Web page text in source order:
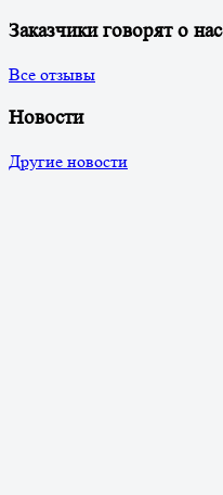
Заказчики говорят о нас
Все отзывы
Новости
Другие новости